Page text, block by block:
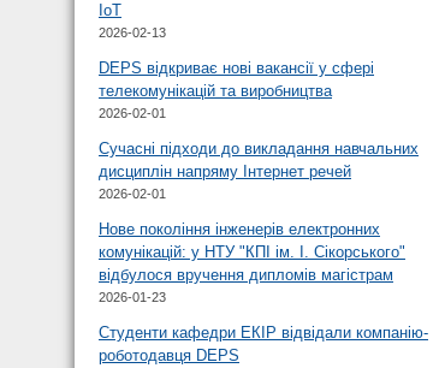
IoT
2026-02-13
DEPS відкриває нові вакансії у сфері
телекомунікацій та виробництва
2026-02-01
Сучасні підходи до викладання навчальних
дисциплін напряму Інтернет речей
2026-02-01
Нове покоління інженерів електронних
комунікацій: у НТУ "КПІ ім. І. Сікорського"
відбулося вручення дипломів магістрам
2026-01-23
Студенти кафедри ЕКІР відвідали компанію-
роботодавця DEPS